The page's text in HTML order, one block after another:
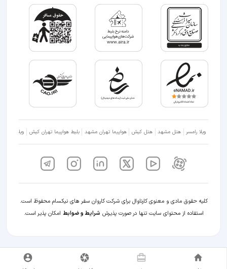
ویلا رامسر هتل مشهد هتل کیش هواپیما تهران مشهد بلیط هواپیما تهران کیش ویلا شمال
کلیه حقوق مادی و معنوی کارناوال برای شرکت کاروان سفر های نیکسام محفوظ است.
استفاده از محتوای سایت تنها در صورت پذیرش شرایط و ضوابط امکان پذیر است.